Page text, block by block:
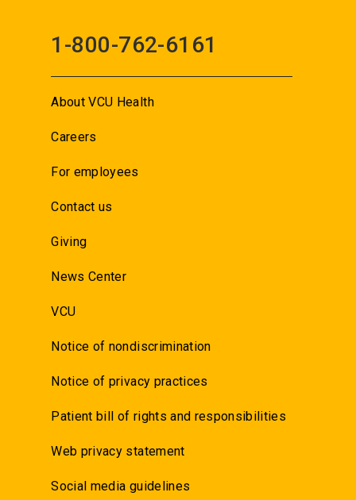
1-800-762-6161
About VCU Health
Careers
For employees
Contact us
Giving
News Center
VCU
Notice of nondiscrimination
Notice of privacy practices
Patient bill of rights and responsibilities
Web privacy statement
Social media guidelines